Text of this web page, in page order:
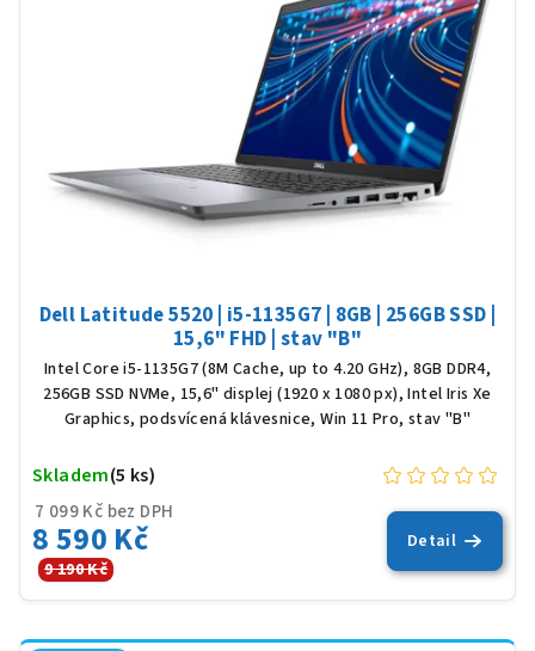
Dell Latitude 5520 | i5-1135G7 | 8GB | 256GB SSD |
15,6" FHD | stav "B"
Intel Core i5-1135G7 (8M Cache, up to 4.20 GHz), 8GB DDR4,
256GB SSD NVMe, 15,6" displej (1920 x 1080 px), Intel Iris Xe
Graphics, podsvícená klávesnice, Win 11 Pro, stav "B"
7 099 Kč bez DPH
8 590 Kč
9 190 Kč
Skladem(5 ks)
Detail